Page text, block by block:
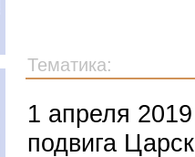
Тематика:
1 апреля
подвига